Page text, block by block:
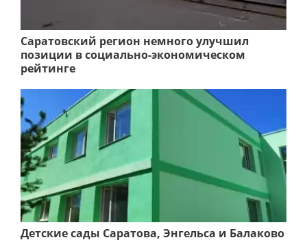
Саратовский регион немного улучшил
позиции в социально-экономическом
рейтинге
Детские сады Саратова, Энгельса и Балаково